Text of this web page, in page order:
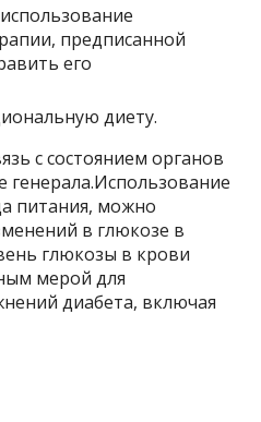
предписанной
его
диету.
с состоянием органов
генерала.Использование
питания, можно
в глюкозе в
глюкозы в крови
мерой для
диабета, включая